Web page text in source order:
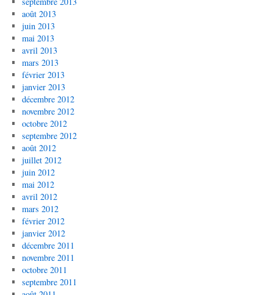
août 2013
juin 2013
mai 2013
avril 2013
mars 2013
février 2013
janvier 2013
décembre 2012
novembre 2012
octobre 2012
septembre 2012
août 2012
juillet 2012
juin 2012
mai 2012
avril 2012
mars 2012
février 2012
janvier 2012
décembre 2011
novembre 2011
octobre 2011
septembre 2011